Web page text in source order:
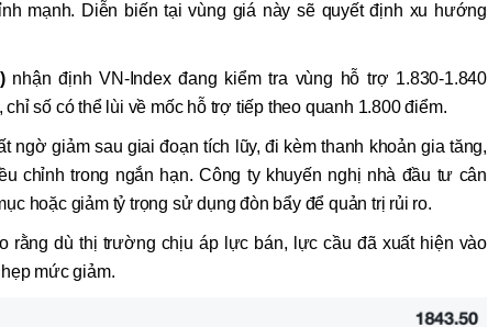
mạnh. Diễn biến tại vùng giá này sẽ quyết định xu hướng
nhận định VN-Index đang kiểm tra vùng hỗ trợ 1.830-1.840
số có thể lùi về mốc hỗ trợ tiếp theo quanh 1.800 điểm.
ngờ giảm sau giai đoạn tích lũy, đi kèm thanh khoản gia tăng,
chỉnh trong ngắn hạn. Công ty khuyến nghị nhà đầu tư cân
hoặc giảm tỷ trọng sử dụng đòn bẩy để quản trị rủi ro.
rằng dù thị trường chịu áp lực bán, lực cầu đã xuất hiện vào
mức giảm.